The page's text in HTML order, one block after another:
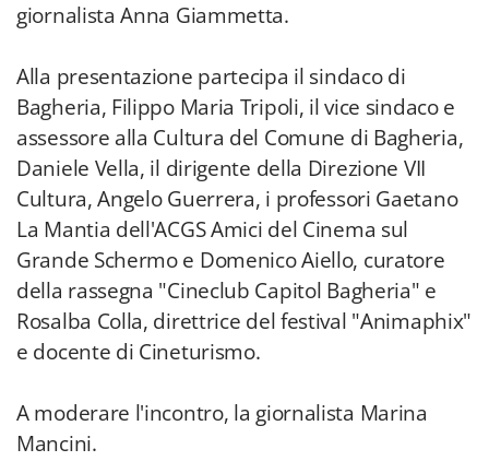
giornalista Anna Giammetta.
Alla presentazione partecipa il sindaco di
Bagheria, Filippo Maria Tripoli, il vice sindaco e
assessore alla Cultura del Comune di Bagheria,
Daniele Vella, il dirigente della Direzione VII
Cultura, Angelo Guerrera, i professori Gaetano
La Mantia dell'ACGS Amici del Cinema sul
Grande Schermo e Domenico Aiello, curatore
della rassegna "Cineclub Capitol Bagheria" e
Rosalba Colla, direttrice del festival "Animaphix"
e docente di Cineturismo.
A moderare l'incontro, la giornalista Marina
Mancini.